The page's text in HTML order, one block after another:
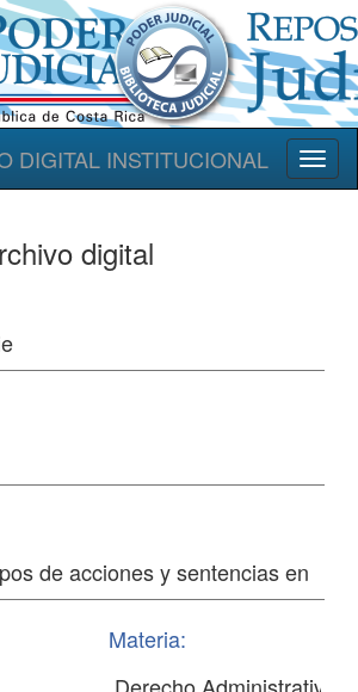
DIGITAL INSTITUCIONAL
digital
Materia: